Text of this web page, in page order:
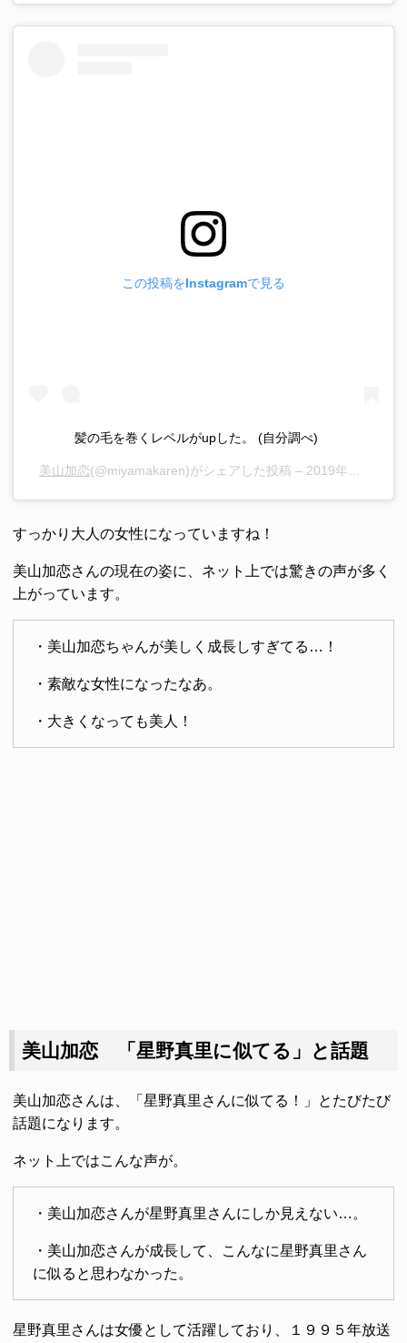
この投稿をInstagramで見る
髪の毛を巻くレベルがupした。 (自分調べ)
美山加恋(@miyamakaren)がシェアした投稿 – 2019年11月月5日午前5時06分PST
すっかり大人の女性になっていますね！
美山加恋さんの現在の姿に、ネット上では驚きの声が多く
上がっています。
・美山加恋ちゃんが美しく成長しすぎてる…！
・素敵な女性になったなあ。
・大きくなっても美人！
美山加恋 「星野真里に似てる」と話題
美山加恋さんは、「星野真里さんに似てる！」とたびたび
話題になります。
ネット上ではこんな声が。
・美山加恋さんが星野真里さんにしか見えない…。
・美山加恋さんが成長して、こんなに星野真里さん
に似ると思わなかった。
星野真里さんは女優として活躍しており、１９９５年放送